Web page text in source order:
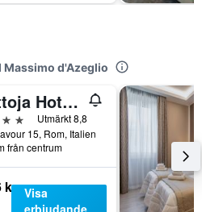
Massimo d'Azeglio
Bettoja Hotel Mediterraneo
Utmärkt 8,8
15, Rom, Italien
från centrum
kr Visa
erbjudande